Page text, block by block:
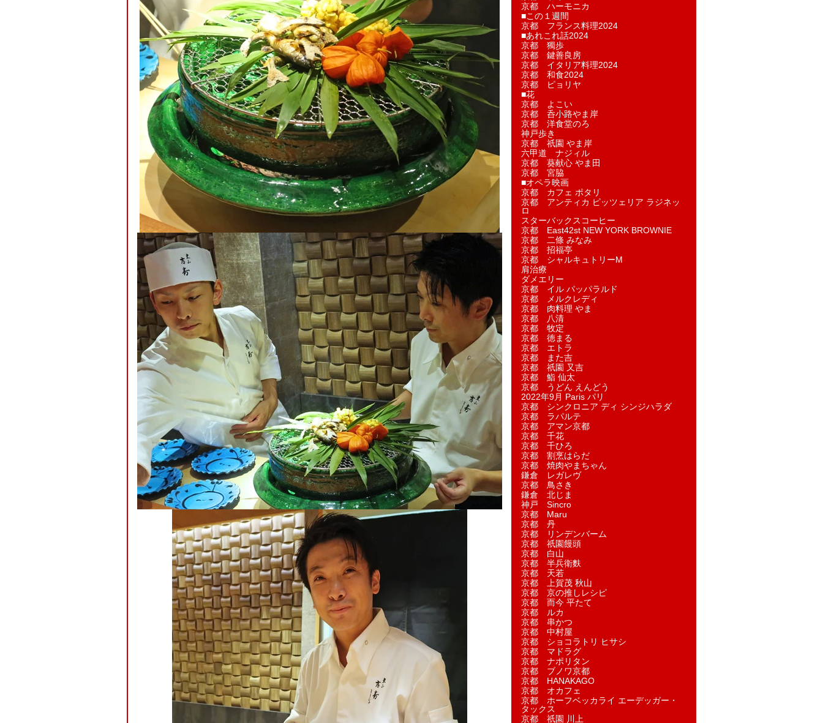
京都 ハーモニカ
■この１週間
京都 フランス料理2024
■あれこれ話2024
京都 獨歩
京都 鍵善良房
京都 イタリア料理2024
京都 和食2024
京都 ピョリヤ
■花
京都 よこい
京都 呑小路やま岸
京都 洋食堂のろ
神戸歩き
京都 祇園 やま岸
六甲道 ナジィル
京都 葵献心 やま田
京都 宮脇
■オペラ映画
京都 カフェ ポタリ
京都 アンティカ ピッツェリア ラジネッ
ロ
スターバックスコーヒー
京都 East42st NEW YORK BROWNIE
京都 二條 みなみ
京都 招福亭
京都 シャルキュトリーM
肩治療
ダメエリー
京都 イル パッパラルド
京都 メルクレディ
京都 肉料理 やま
京都 八清
京都 牧定
京都 徳まる
京都 エトラ
京都 また吉
京都 祇園 又吉
京都 鮨 仙太
京都 うどん えんどう
2022年9月 Paris パリ
京都 シンクロニア ディ シンジハラダ
京都 ラパルテ
京都 アマン京都
京都 千花
京都 千ひろ
京都 割烹はらだ
京都 焼肉やまちゃん
鎌倉 レガレヴ
京都 鳥さき
鎌倉 北じま
神戸 Sincro
京都 Maru
京都 丹
京都 リンデンバーム
京都 祇園饅頭
京都 白山
京都 半兵衛麩
京都 天若
京都 上賀茂 秋山
京都 京の推しレシピ
京都 而今 平たて
京都 ルカ
京都 串かつ
京都 中村屋
京都 ショコラトリ ヒサシ
京都 マドラグ
京都 ナポリタン
京都 ブノワ京都
京都 HANAKAGO
京都 オカフェ
京都 ホーフベッカライ エーデッガー・
タックス
京都 祇園 川上